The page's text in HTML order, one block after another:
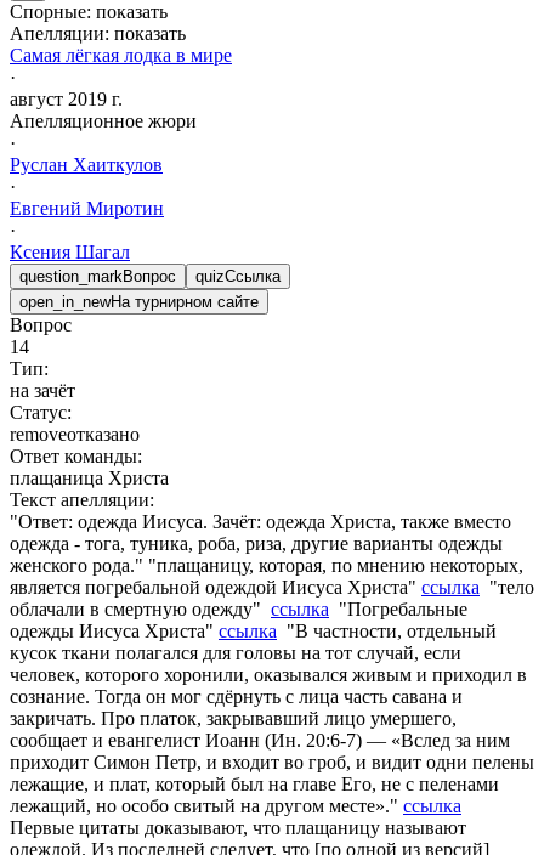
Спорные: показать
Апелляции: показать
Самая лёгкая лодка в мире
·
август 2019 г.
Апелляционное жюри
·
Руслан Хаиткулов
·
Евгений Миротин
·
Ксения Шагал
question_markВопрос quizСсылка
open_in_newНа турнирном сайте
Вопрос
14
Тип:
на зачёт
Статус:
removeотказано
Ответ команды:
плащаница Христа
Текст апелляции:
"Ответ: одежда Иисуса. Зачёт: одежда Христа, также вместо
одежда - тога, туника, роба, риза, другие варианты одежды
женского рода." "плащаницу, которая, по мнению некоторых,
является погребальной одеждой Иисуса Христа" ссылка " тело
облачали в смертную одежду" ссылка " Погребальные
одежды Иисуса Христа" ссылка " В частности, отдельный
кусок ткани полагался для головы на тот случай, если
человек, которого хоронили, оказывался живым и приходил в
сознание. Тогда он мог сдёрнуть с лица часть савана и
закричать. Про платок, закрывавший лицо умершего,
сообщает и евангелист Иоанн (Ин. 20:6-7) — «Вслед за ним
приходит Симон Петр, и входит во гроб, и видит одни пелены
лежащие, и плат, который был на главе Его, не с пеленами
лежащий, но особо свитый на другом месте»." ссылка
Первые цитаты доказывают, что плащаницу называют
одеждой. Из последней следует, что [по одной из версий]